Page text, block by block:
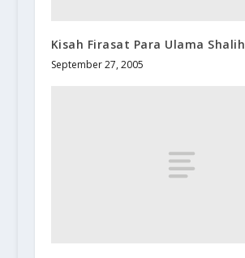
Kisah Firasat Para Ulama Shalih
September 27, 2005